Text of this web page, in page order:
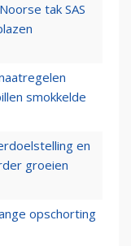
tak SAS
smokkelde
en
groeien
opschorting